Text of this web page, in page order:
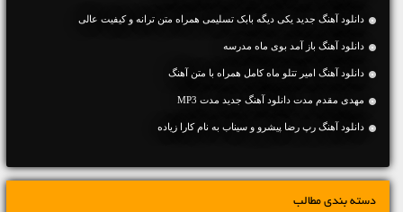
دانلود آهنگ جديد یکی دیگه بابک تسلیمی همراه متن ترانه و کیفیت عالی
دانلود آهنگ باز آمد بوی ماه مدرسه
دانلود آهنگ امیر تتلو ماه کامل همراه با متن آهنگ
مهدی مقدم مدت دانلود آهنگ جدید مدت MP3
دانلود آهنگ رپ رضا پیشرو و سیناب به نام کارا زیاده
دسته بندی مطالب